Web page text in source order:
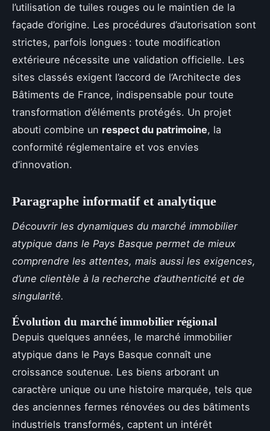
l’utilisation de tuiles rouges ou le maintien de la
façade d’origine. Les procédures d’autorisation sont
strictes, parfois longues : toute modification
extérieure nécessite une validation officielle. Les
sites classés exigent l’accord de l’Architecte des
Bâtiments de France, indispensable pour toute
transformation d’éléments protégés. Un projet
abouti combine un respect du patrimoine, la
conformité réglementaire et vos envies
d’innovation.
Paragraphe informatif et analytique
Découvrir les dynamiques du marché immobilier
atypique dans le Pays Basque permet de mieux
comprendre les attentes, mais aussi les exigences,
d’une clientèle à la recherche d’authenticité et de
singularité.
Évolution du marché immobilier régional
Depuis quelques années, le marché immobilier
atypique dans le Pays Basque connaît une
croissance soutenue. Les biens arborant un
caractère unique ou une histoire marquée, tels que
des anciennes fermes rénovées ou des bâtiments
industriels transformés, captent un intérêt